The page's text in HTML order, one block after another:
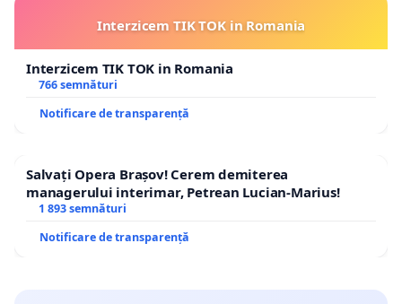
Interzicem TIK TOK in Romania
Interzicem TIK TOK in Romania
766 semnături
Notificare de transparență
Salvați Opera Brașov! Cerem demiterea
managerului interimar, Petrean Lucian-Marius!
1 893 semnături
Notificare de transparență